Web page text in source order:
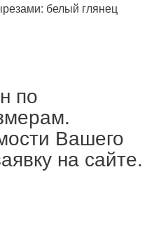
белый глянец
по
Вашего
на сайте.